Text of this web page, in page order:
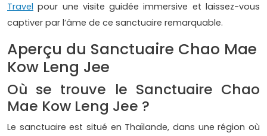
Travel pour une visite guidée immersive et laissez-vous
captiver par l’âme de ce sanctuaire remarquable.
Aperçu du Sanctuaire Chao Mae
Kow Leng Jee
Où se trouve le Sanctuaire Chao
Mae Kow Leng Jee ?
Le sanctuaire est situé en Thaïlande, dans une région où